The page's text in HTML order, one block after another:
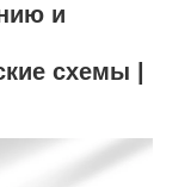
и
схемы |